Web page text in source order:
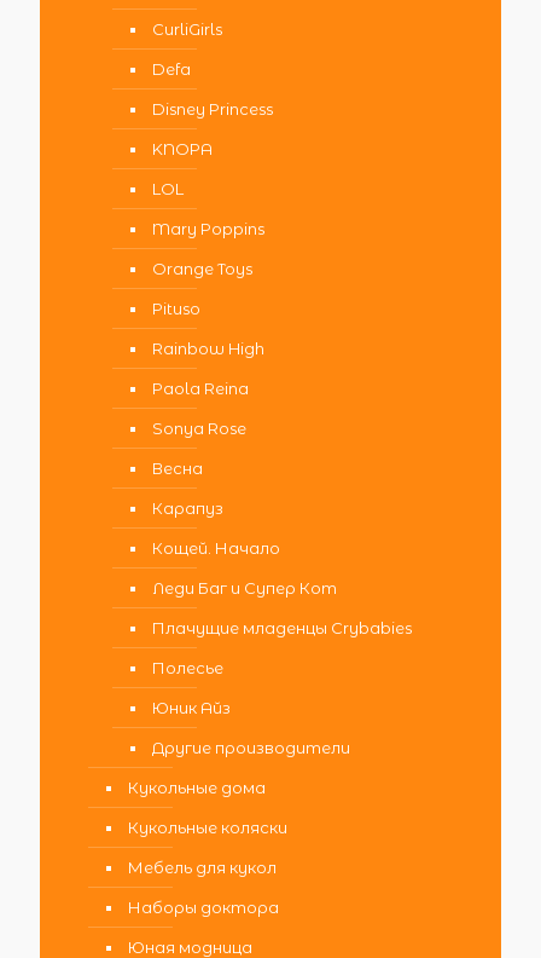
CurliGirls
Defa
Disney Princess
KNOPA
LOL
Mary Poppins
Orange Toys
Pituso
Rainbow High
Paola Reina
Sonya Rose
Весна
Карапуз
Кощей. Начало
Леди Баг и Супер Кот
Плачущие младенцы Crybabies
Полесье
Юник Айз
Другие производители
Кукольные дома
Кукольные коляски
Мебель для кукол
Наборы доктора
Юная модница